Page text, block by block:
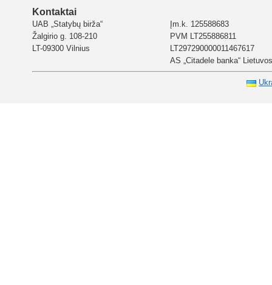
Kontaktai
UAB „Statybų birža“
Žalgirio g. 108-210
LT-09300 Vilnius
Įm.k. 125588683
PVM LT255886811
LT297290000011467617
AS „Citadele banka“